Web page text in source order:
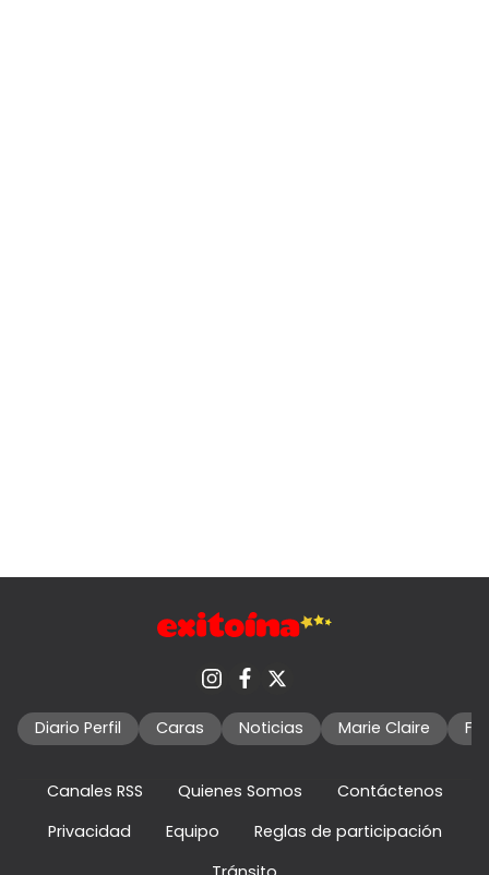
Diario Perfil Caras Noticias Marie Claire
Canales RSS Quienes Somos
Contáctenos
Privacidad
Equipo
Reglas de participación